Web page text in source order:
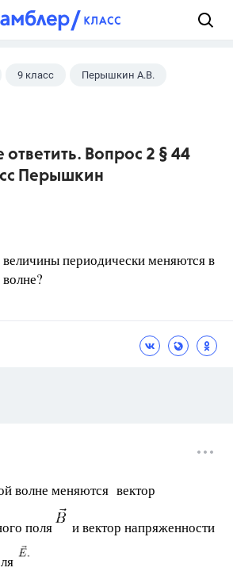
9 класс Перышкин А.В.
ответить. Вопрос 2 § 44
Перышкин
периодически меняются в
волне меняются вектор
поля
и вектор напряженности